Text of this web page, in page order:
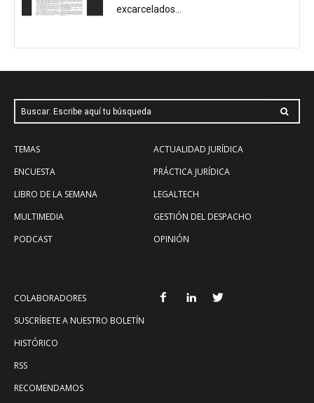
excarcelados...
Buscar: Escribe aquí tu búsqueda
TEMAS
ENCUESTA
LIBRO DE LA SEMANA
MULTIMEDIA
PODCAST
ACTUALIDAD JURÍDICA
PRÁCTICA JURÍDICA
LEGALTECH
GESTIÓN DEL DESPACHO
OPINIÓN
COLABORADORES
SUSCRÍBETE A NUESTRO BOLETÍN
HISTÓRICO
RSS
RECOMENDAMOS